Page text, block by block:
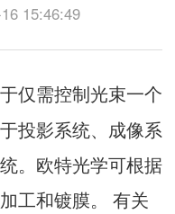
15:46:49
仅需控制光束一个
投影系统、成像系
。欧特光学可根据
工和镀膜。 有关